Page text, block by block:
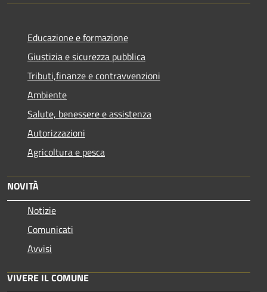
Educazione e formazione
Giustizia e sicurezza pubblica
Tributi,finanze e contravvenzioni
Ambiente
Salute, benessere e assistenza
Autorizzazioni
Agricoltura e pesca
NOVITÀ
Notizie
Comunicati
Avvisi
VIVERE IL COMUNE